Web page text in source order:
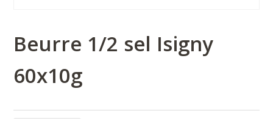
Beurre 1/2 sel Isigny
60x10g